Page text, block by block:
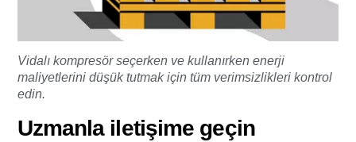
Vidalı kompresör seçerken ve kullanırken enerji
maliyetlerini düşük tutmak için tüm verimsizlikleri kontrol
edin.
Uzmanla iletişime geçin